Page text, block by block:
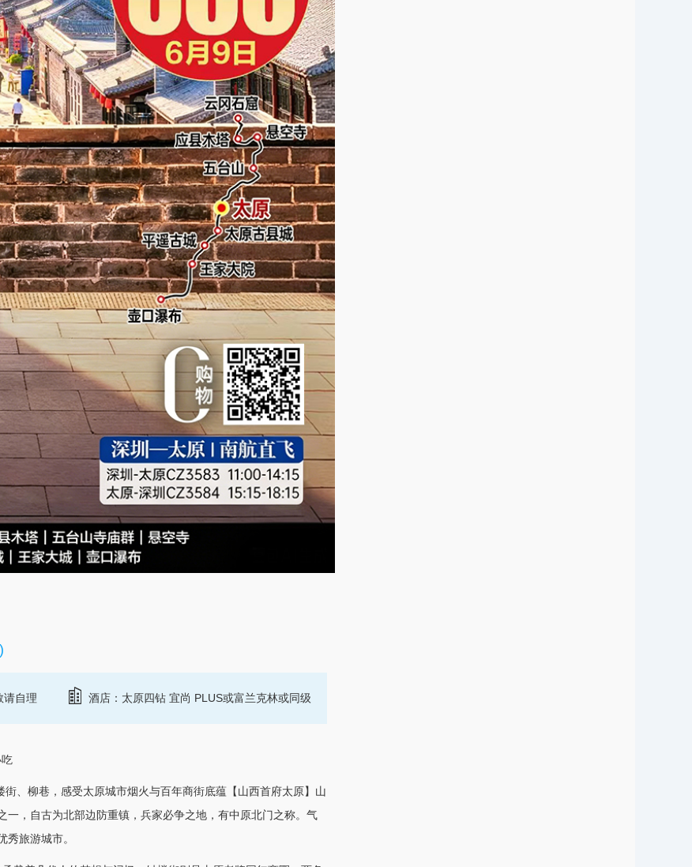
请自理 酒店：太原四钻 宜尚 PLUS或富兰克林或同级
街、柳巷，感受太原城市烟火与百年商街底蕴【山西首府太原】山
，自古为北部边防重镇，兵家必争之地，有中原北门之称。气
秀旅游城市。